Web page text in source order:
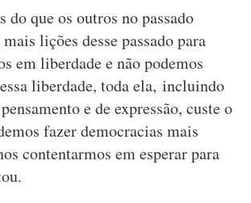
do que os outros no passado
lições desse passado para
em liberdade e não podemos
liberdade, toda ela, incluindo
e de expressão, custe o
fazer democracias mais
contentarmos em esperar para